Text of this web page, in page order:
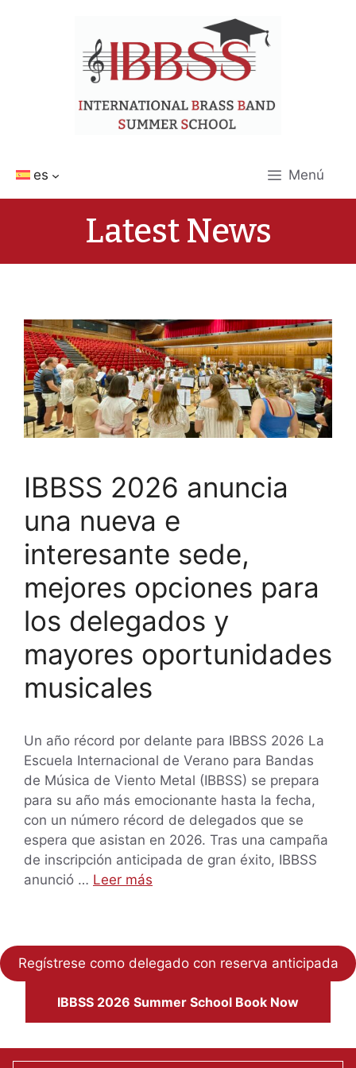
es Menú
Latest News
IBBSS 2026 anuncia
una nueva e
interesante sede,
mejores opciones para
los delegados y
mayores oportunidades
musicales
Un año récord por delante para IBBSS 2026 La
Escuela Internacional de Verano para Bandas
de Música de Viento Metal (IBBSS) se prepara
para su año más emocionante hasta la fecha,
con un número récord de delegados que se
espera que asistan en 2026. Tras una campaña
de inscripción anticipada de gran éxito, IBBSS
anunció … Leer más
Regístrese como delegado con reserva anticipada
IBBSS 2026 Summer School Book Now